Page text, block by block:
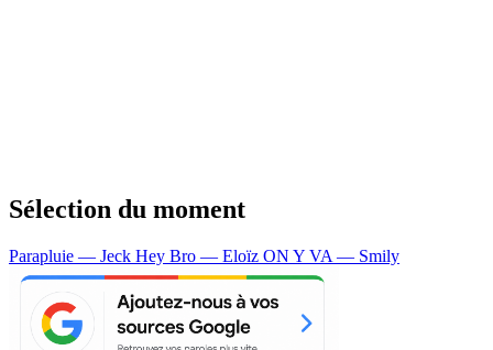
Sélection du moment
Parapluie — Jeck Hey Bro — Eloïz ON Y VA — Smily